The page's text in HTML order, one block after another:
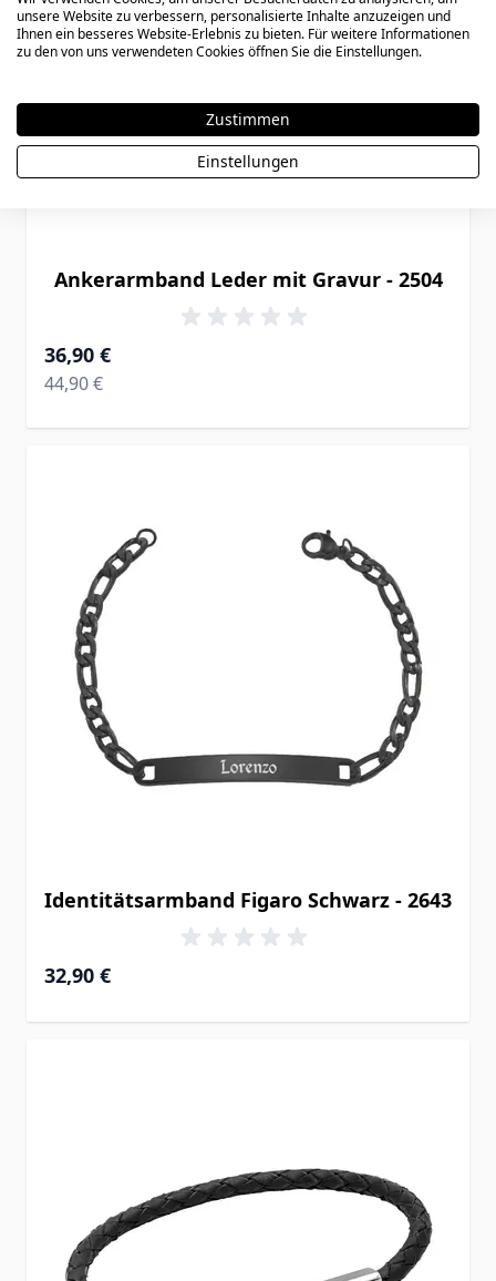
Ankerarmband Leder mit Gravur - 2504
Ab
36,90 €
Regular Price
44,90 €
Identitätsarmband Figaro Schwarz - 2643
32,90 €
unsere Website zu verbessern, personalisierte Inhalte anzuzeigen und
Ihnen ein besseres Website-Erlebnis zu bieten. Für weitere Informationen
zu den von uns verwendeten Cookies öffnen Sie die Einstellungen.
Zustimmen
Einstellungen